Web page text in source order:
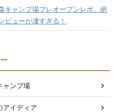
キャンプ場プレオープンレポ、絶
ビューが凄すぎる！
ャンプ場
アイディア